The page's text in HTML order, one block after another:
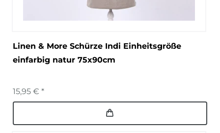
Linen & More Schürze Indi Einheitsgröße
einfarbig natur 75x90cm
15,95 € *